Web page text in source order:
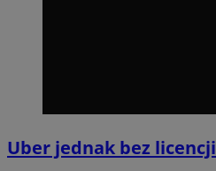
Uber jednak bez